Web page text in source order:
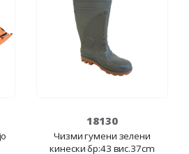
18130
Чизми гумени зелени
кинески бр:43 вис.37cm